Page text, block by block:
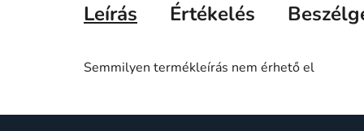
Leírás Értékelés
Semmilyen termékleírás nem érhető el